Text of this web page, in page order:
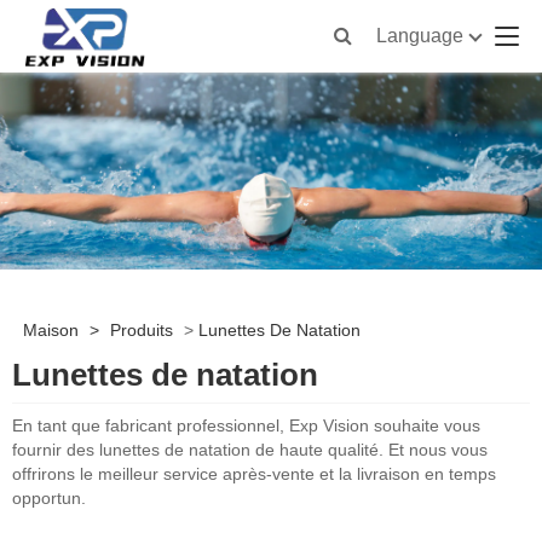
Language
Maison > Produits > Lunettes De Natation
Lunettes de natation
En tant que fabricant professionnel, Exp Vision souhaite vous
fournir des lunettes de natation de haute qualité. Et nous vous
offrirons le meilleur service après-vente et la livraison en temps
opportun.